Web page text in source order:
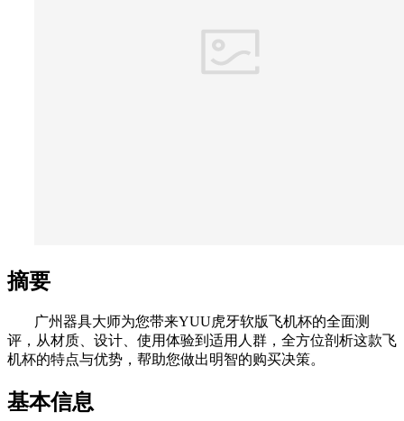
摘要
广州器具大师为您带来YUU虎牙软版飞机杯的全面测
评，从材质、设计、使用体验到适用人群，全方位剖析这款飞
机杯的特点与优势，帮助您做出明智的购买决策。
基本信息